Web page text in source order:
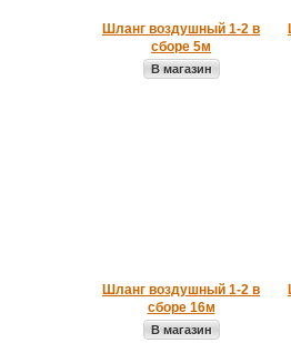
Шланг воздушный 1-2 в
сборе 5м
В магазин
Шланг воздушный 1-2 в
сборе 16м
В магазин